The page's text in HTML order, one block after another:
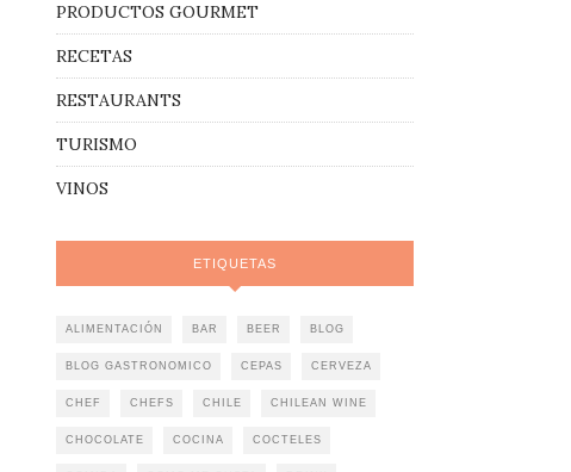
PRODUCTOS GOURMET
RECETAS
RESTAURANTS
TURISMO
VINOS
ETIQUETAS
ALIMENTACIÓN BAR BEER BLOG
BLOG GASTRONOMICO CEPAS CERVEZA
CHEF CHEFS CHILE CHILEAN WINE
CHOCOLATE COCINA COCTELES